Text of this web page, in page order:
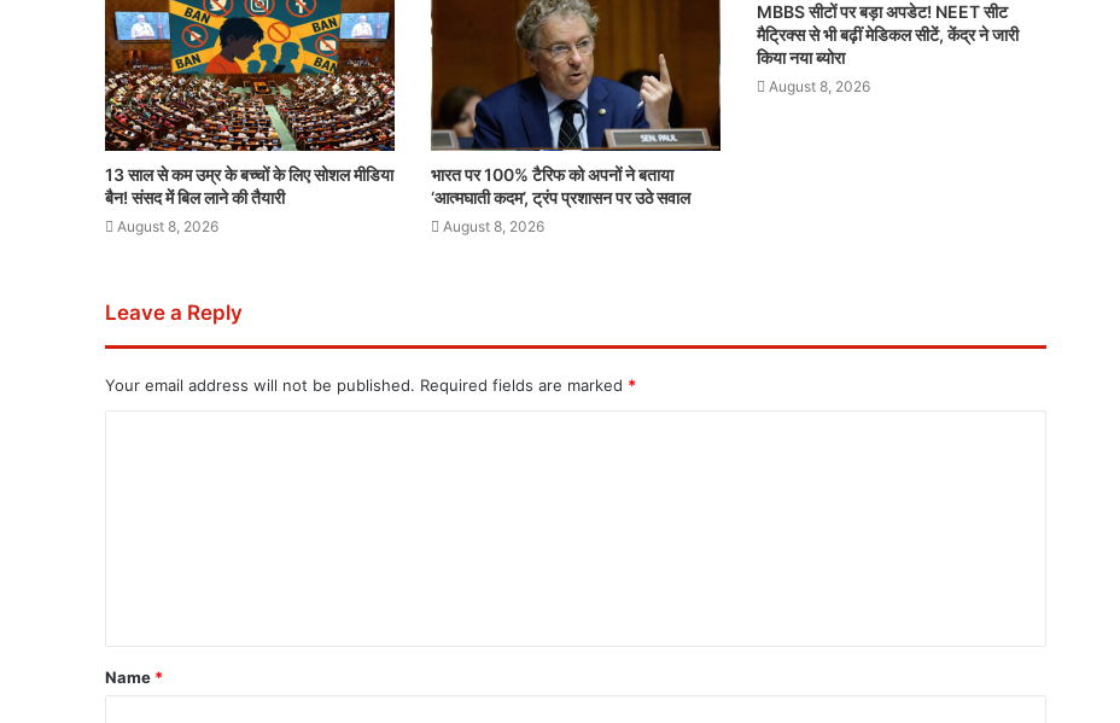
13 साल से कम उम्र के बच्चों के लिए सोशल मीडिया
बैन! संसद में बिल लाने की तैयारी
August 8, 2026
भारत पर 100% टैरिफ को अपनों ने बताया
‘आत्मघाती कदम’, ट्रंप प्रशासन पर उठे सवाल
August 8, 2026
MBBS सीटों पर बड़ा अपडेट! NEET सीट
मैट्रिक्स से भी बढ़ीं मेडिकल सीटें, केंद्र ने जारी
किया नया ब्योरा
August 8, 2026
Leave a Reply
Your email address will not be published. Required fields are marked *
Name *